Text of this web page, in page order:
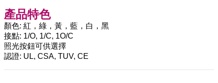
產品特色
顏色: 紅，綠，黃，藍，白，黑
接點: 1/O, 1/C, 1O/C
照光按鈕可供選擇
認證: UL, CSA, TUV, CE